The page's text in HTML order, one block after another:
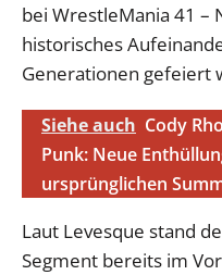
bei WrestleMania 41 –
historisches
Generationen gefeiert
Siehe auch Cody
Punk: Neue
ursprünglichen
Laut Levesque stand
Segment bereits im